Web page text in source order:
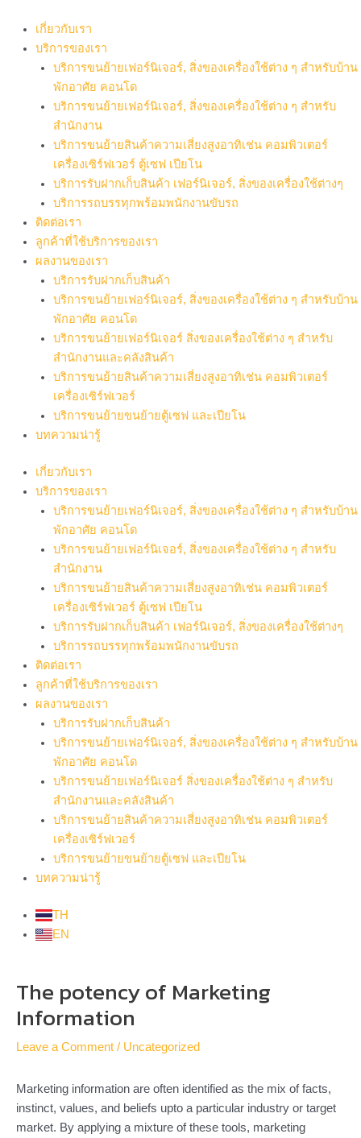
content
เกี่ยวกับเรา
บริการของเรา
บริการขนย้ายเฟอร์นิเจอร์, สิ่งของเครื่องใช้ต่าง ๆ สำหรับบ้าน
พักอาศัย คอนโด
บริการขนย้ายเฟอร์นิเจอร์, สิ่งของเครื่องใช้ต่าง ๆ สำหรับ
สำนักงาน
บริการขนย้ายสินค้าความเสี่ยงสูงอาทิเช่น คอมพิวเตอร์
เครื่องเซิร์ฟเวอร์ ตู้เซฟ เปียโน
บริการรับฝากเก็บสินค้า เฟอร์นิเจอร์, สิ่งของเครื่องใช้ต่างๆ
บริการรถบรรทุกพร้อมพนักงานขับรถ
ติดต่อเรา
ลูกค้าที่ใช้บริการของเรา
ผลงานของเรา
บริการรับฝากเก็บสินค้า
บริการขนย้ายเฟอร์นิเจอร์, สิ่งของเครื่องใช้ต่าง ๆ สำหรับบ้าน
พักอาศัย คอนโด
บริการขนย้ายเฟอร์นิเจอร์ สิ่งของเครื่องใช้ต่าง ๆ สำหรับ
สำนักงานและคลังสินค้า
บริการขนย้ายสินค้าความเสี่ยงสูงอาทิเช่น คอมพิวเตอร์
เครื่องเซิร์ฟเวอร์
บริการขนย้ายขนย้ายตู้เซฟ และเปียโน
บทความน่ารู้
เกี่ยวกับเรา
บริการของเรา
บริการขนย้ายเฟอร์นิเจอร์, สิ่งของเครื่องใช้ต่าง ๆ สำหรับบ้าน
พักอาศัย คอนโด
บริการขนย้ายเฟอร์นิเจอร์, สิ่งของเครื่องใช้ต่าง ๆ สำหรับ
สำนักงาน
บริการขนย้ายสินค้าความเสี่ยงสูงอาทิเช่น คอมพิวเตอร์
เครื่องเซิร์ฟเวอร์ ตู้เซฟ เปียโน
บริการรับฝากเก็บสินค้า เฟอร์นิเจอร์, สิ่งของเครื่องใช้ต่างๆ
บริการรถบรรทุกพร้อมพนักงานขับรถ
ติดต่อเรา
ลูกค้าที่ใช้บริการของเรา
ผลงานของเรา
บริการรับฝากเก็บสินค้า
บริการขนย้ายเฟอร์นิเจอร์, สิ่งของเครื่องใช้ต่าง ๆ สำหรับบ้าน
พักอาศัย คอนโด
บริการขนย้ายเฟอร์นิเจอร์ สิ่งของเครื่องใช้ต่าง ๆ สำหรับ
สำนักงานและคลังสินค้า
บริการขนย้ายสินค้าความเสี่ยงสูงอาทิเช่น คอมพิวเตอร์
เครื่องเซิร์ฟเวอร์
บริการขนย้ายขนย้ายตู้เซฟ และเปียโน
บทความน่ารู้
TH
EN
The potency of Marketing
Information
Leave a Comment / Uncategorized
Marketing information are often identified as the mix of facts,
instinct, values, and beliefs upto a particular industry or target
market. By applying a mixture of these tools, marketing
navigation